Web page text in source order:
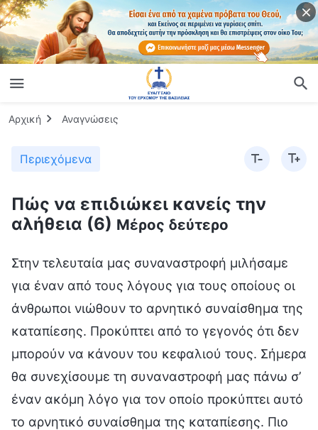
Αρχική Αναγνώσεις
Περιεχόμενα
Πώς να επιδιώκει κανείς την
αλήθεια (6) Μέρος δεύτερο
Στην τελευταία μας συναναστροφή μιλήσαμε
για έναν από τους λόγους για τους οποίους οι
άνθρωποι νιώθουν το αρνητικό συναίσθημα της
καταπίεσης. Προκύπτει από το γεγονός ότι δεν
μπορούν να κάνουν του κεφαλιού τους. Σήμερα
θα συνεχίσουμε τη συναναστροφή μας πάνω σ’
έναν ακόμη λόγο για τον οποίο προκύπτει αυτό
το αρνητικό συναίσθημα της καταπίεσης. Πιο